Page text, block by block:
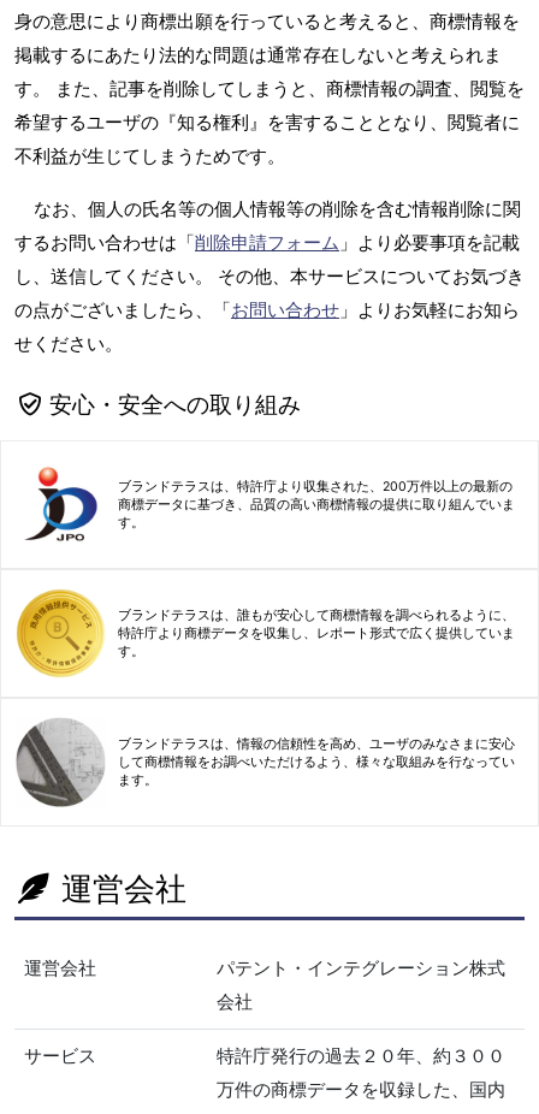
身の意思により商標出願を行っていると考えると、商標情報を
掲載するにあたり法的な問題は通常存在しないと考えられま
す。 また、記事を削除してしまうと、商標情報の調査、閲覧を
希望するユーザの『知る権利』を害することとなり、閲覧者に
不利益が生じてしまうためです。
なお、個人の氏名等の個人情報等の削除を含む情報削除に関
するお問い合わせは「削除申請フォーム 」より必要事項を記載
し、送信してください。 その他、本サービスについてお気づき
の点がございましたら、「お問い合わせ 」よりお気軽にお知ら
せください。
安心・安全への取り組み
ブランドテラスは、特許庁より収集された、200万件以上の最新の
商標データに基づき、品質の高い商標情報の提供に取り組んでいま
す。
ブランドテラスは、誰もが安心して商標情報を調べられるように、
特許庁より商標データを収集し、レポート形式で広く提供していま
す。
ブランドテラスは、情報の信頼性を高め、ユーザのみなさまに安心
して商標情報をお調べいただけるよう、様々な取組みを行なってい
ます。
運営会社
運営会社
パテント・インテグレーション株式
会社
サービス
特許庁発行の過去２０年、約３００
万件の商標データを収録した、国内